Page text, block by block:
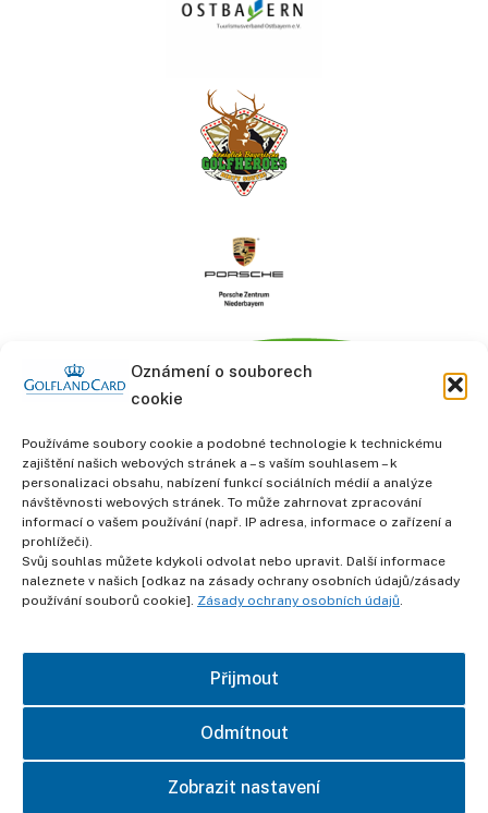
Oznámení o souborech
cookie
Používáme soubory cookie a podobné technologie k technickému
zajištění našich webových stránek a – s vaším souhlasem – k
personalizaci obsahu, nabízení funkcí sociálních médií a analýze
návštěvnosti webových stránek. To může zahrnovat zpracování
informací o vašem používání (např. IP adresa, informace o zařízení a
prohlížeči).
Svůj souhlas můžete kdykoli odvolat nebo upravit. Další informace
naleznete v našich [odkaz na zásady ochrany osobních údajů/zásady
používání souborů cookie]. Zásady ochrany osobních údajů.
Přijmout
Odmítnout
Zobrazit nastavení
informace
Obchodní podmínky
Ochrana osobních údajů